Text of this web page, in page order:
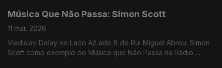
Música Que Não Passa: Simon Scott
11 mar. 2026
Vladislav Delay no Lado A/Lado B de Rui Miguel Abreu. Simon
Scott como exemplo de Música que Não Passa na Rádio.